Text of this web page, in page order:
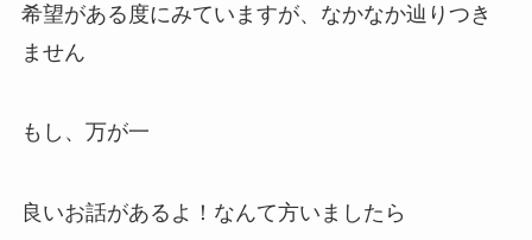
希望がある度にみていますが、なかなか辿りつき
ません
もし、万が一
良いお話があるよ！なんて方いましたら